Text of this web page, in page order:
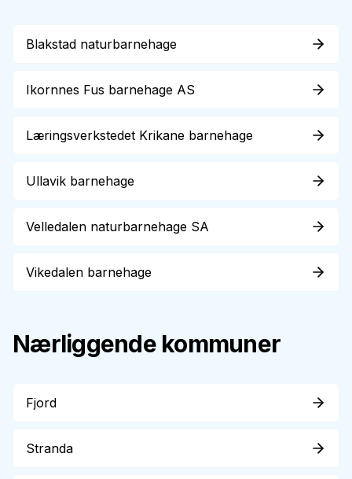
Blakstad naturbarnehage
Ikornnes Fus barnehage AS
Læringsverkstedet Krikane barnehage
Ullavik barnehage
Velledalen naturbarnehage SA
Vikedalen barnehage
Nærliggende kommuner
Fjord
Stranda